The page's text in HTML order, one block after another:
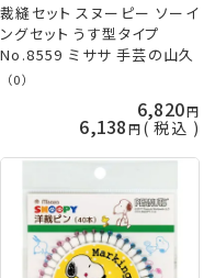
裁縫セット スヌーピー ソーイ
ングセット うす型タイプ
No.8559 ミササ 手芸の山久
（0）
6,820
6,138 税込